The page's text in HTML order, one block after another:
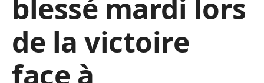
blessé mardi lors
de la victoire
face à